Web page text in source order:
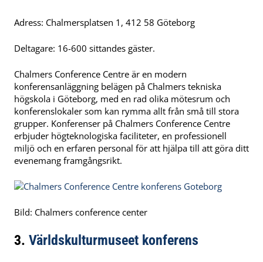
Adress: Chalmersplatsen 1, 412 58 Göteborg
Deltagare: 16-600 sittandes gäster.
Chalmers Conference Centre är en modern
konferensanläggning belägen på Chalmers tekniska
högskola i Göteborg, med en rad olika mötesrum och
konferenslokaler som kan rymma allt från små till stora
grupper. Konferenser på Chalmers Conference Centre
erbjuder högteknologiska faciliteter, en professionell
miljö och en erfaren personal för att hjälpa till att göra ditt
evenemang framgångsrikt.
Bild: Chalmers conference center
3. Världskulturmuseet konferens